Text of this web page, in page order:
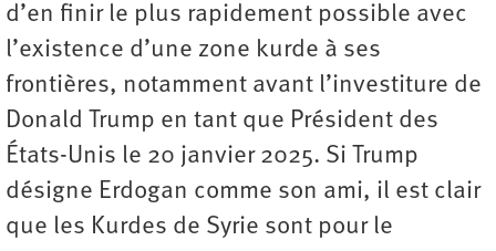
d’en finir le plus rapidement possible avec
l’existence d’une zone kurde à ses
frontières, notamment avant l’investiture de
Donald Trump en tant que Président des
États-Unis le 20 janvier 2025. Si Trump
désigne Erdogan comme son ami, il est clair
que les Kurdes de Syrie sont pour le